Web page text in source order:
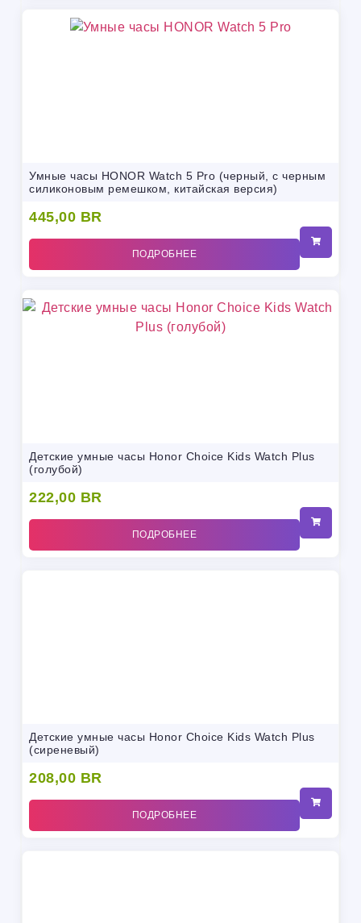
Умные часы HONOR Watch 5 Pro (черный, с черным
силиконовым ремешком, китайская версия)
445,00 BR
ПОДРОБНЕЕ
Детские умные часы Honor Choice Kids Watch Plus
(голубой)
222,00 BR
ПОДРОБНЕЕ
Детские умные часы Honor Choice Kids Watch Plus
(сиреневый)
208,00 BR
ПОДРОБНЕЕ